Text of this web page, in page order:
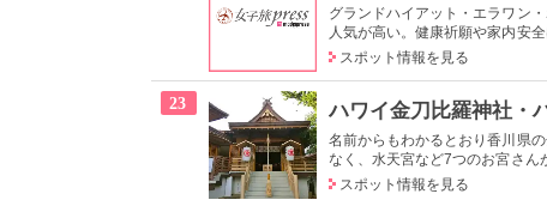
グランドハイアット・エラワン
人気が高い。健康祈願や家内安
スポット情報を見る
23 ハワイ金刀比羅神社・
名前からもわかるとおり香川県
なく、水天宮など7つのお宮さん
スポット情報を見る